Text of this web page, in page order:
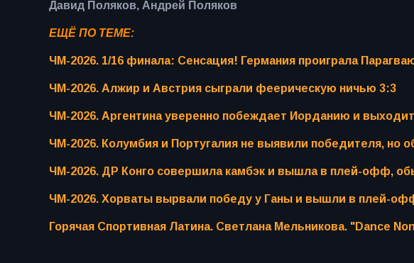
Давид Поляков, Андрей Поляков
ЕЩЁ ПО ТЕМЕ:
ЧМ-2026. 1/16 финала: Сенсация! Германия проиграла
ЧМ-2026. Алжир и Австрия сыграли феерическую ничью 3:3
ЧМ-2026. Аргентина уверенно побеждает Иорданию и
ЧМ-2026. Колумбия и Португалия не выявили победителя,
ЧМ-2026. ДР Конго совершила камбэк и вышла в плей-офф,
ЧМ-2026. Хорваты вырвали победу у Ганы и вышли в плей-
Горячая Спортивная Латина. Светлана Мельникова. "Dance